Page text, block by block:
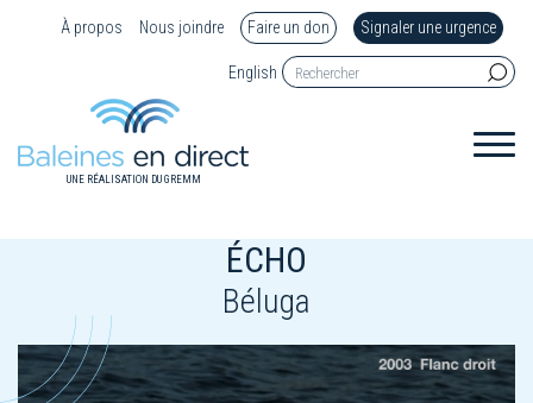
À propos Nous joindre Faire un don Signaler une urgence
English
UNE RÉALISATION DU GREMM
ÉCHO
Béluga